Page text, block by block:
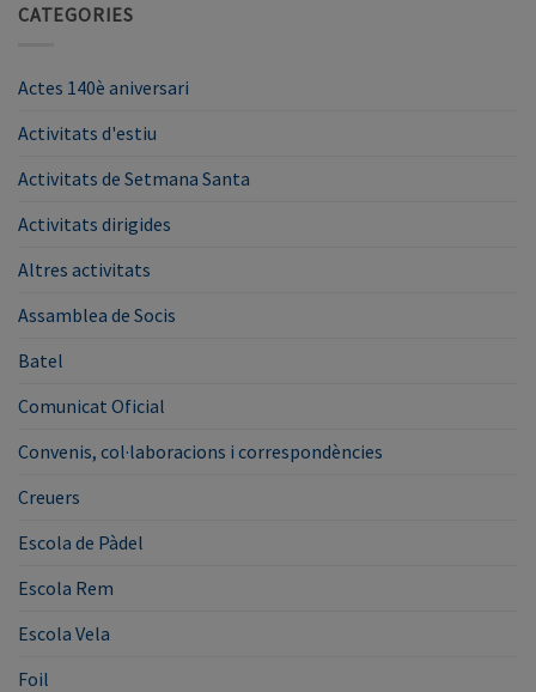
CATEGORIES
Actes 140è aniversari
Activitats d'estiu
Activitats de Setmana Santa
Activitats dirigides
Altres activitats
Assamblea de Socis
Batel
Comunicat Oficial
Convenis, col·laboracions i correspondències
Creuers
Escola de Pàdel
Escola Rem
Escola Vela
Foil